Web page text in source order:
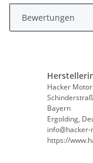
Bewertungen
Hacker
Bayern
Ergolding,
https://